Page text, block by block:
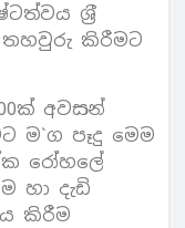
ශ‍්‍රී
තහවුරු කිරීමට
අවසන්
ම`ග පෑදු මෙම
රෝහලේ
හා දැඩි
කිරීම